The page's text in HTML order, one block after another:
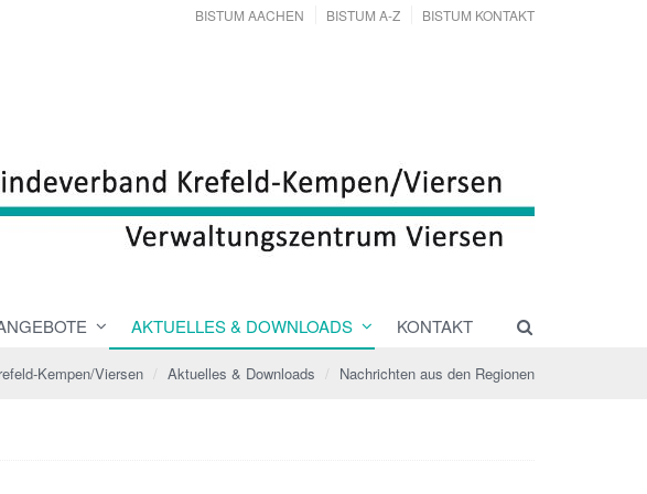
BISTUM AACHEN BISTUM A-Z BISTUM KONTAKT
AKTUELLES & DOWNLOADS KONTAKT
Kempen/Viersen Aktuelles & Downloads Nachrichten aus den Regionen